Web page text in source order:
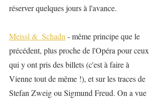
réserver quelques jours à l'avance.
Meissl &  Schadn - même principe que le
précédent, plus proche de l'Opéra pour ceux
qui y ont pris des billets (c'est à faire à
Vienne tout de même !), et sur les traces de
Stefan Zweig ou Sigmund Freud. On a vue